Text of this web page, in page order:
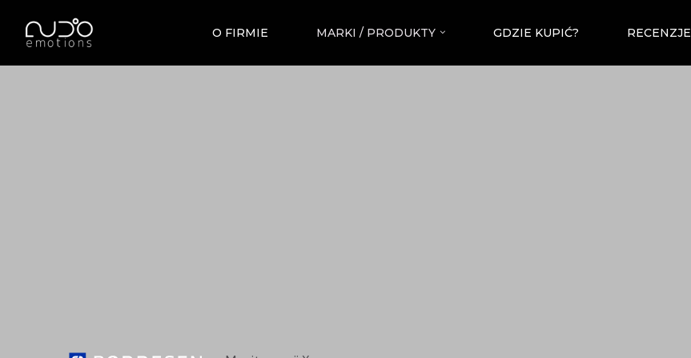
O FIRMIE MARKI / PRODUKTY GDZIE KUPIĆ? RECENZJE